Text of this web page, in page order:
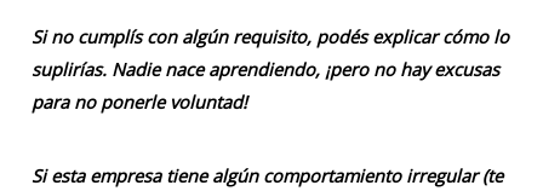
Si no cumplís con algún requisito, podés explicar cómo lo
suplirías. Nadie nace aprendiendo, ¡pero no hay excusas
para no ponerle voluntad!
Si esta empresa tiene algún comportamiento irregular (te